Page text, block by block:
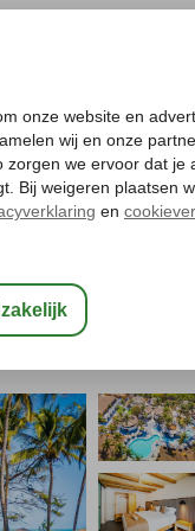
WINTERZON
Geen fueltoeslag